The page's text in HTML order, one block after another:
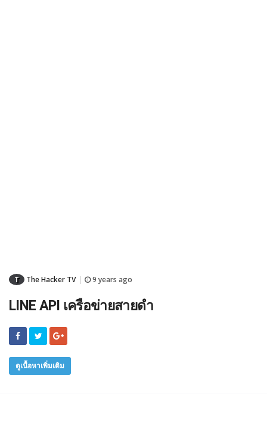
T The Hacker TV 9 years ago
LINE API เครือข่ายสายดำ
ดูเนื้อหาเพิ่มเติม